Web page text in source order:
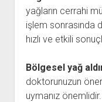
yağların cerrahi
işlem sonrasında
hızlı ve etkili
Bölgesel yağ
doktorunuzun
uymanız